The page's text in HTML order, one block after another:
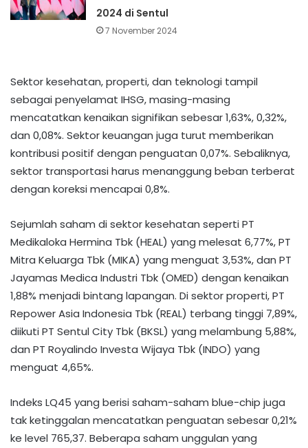
2024 di Sentul
7 November 2024
Sektor kesehatan, properti, dan teknologi tampil
sebagai penyelamat IHSG, masing-masing
mencatatkan kenaikan signifikan sebesar 1,63%, 0,32%,
dan 0,08%. Sektor keuangan juga turut memberikan
kontribusi positif dengan penguatan 0,07%. Sebaliknya,
sektor transportasi harus menanggung beban terberat
dengan koreksi mencapai 0,8%.
Sejumlah saham di sektor kesehatan seperti PT
Medikaloka Hermina Tbk (HEAL) yang melesat 6,77%, PT
Mitra Keluarga Tbk (MIKA) yang menguat 3,53%, dan PT
Jayamas Medica Industri Tbk (OMED) dengan kenaikan
1,88% menjadi bintang lapangan. Di sektor properti, PT
Repower Asia Indonesia Tbk (REAL) terbang tinggi 7,89%,
diikuti PT Sentul City Tbk (BKSL) yang melambung 5,88%,
dan PT Royalindo Investa Wijaya Tbk (INDO) yang
menguat 4,65%.
Indeks LQ45 yang berisi saham-saham blue-chip juga
tak ketinggalan mencatatkan penguatan sebesar 0,21%
ke level 765,37. Beberapa saham unggulan yang